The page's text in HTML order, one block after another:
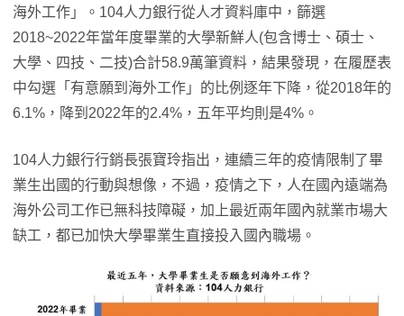
海外工作」。104人力銀行從人才資料庫中，篩選
2018~2022年當年度畢業的大學新鮮人(包含博士、碩士、
大學、四技、二技)合計58.9萬筆資料，結果發現，在履歷表
中勾選「有意願到海外工作」的比例逐年下降，從2018年的
6.1%，降到2022年的2.4%，五年平均則是4%。
104人力銀行行銷長張寶玲指出，連續三年的疫情限制了畢
業生出國的行動與想像，不過，疫情之下，人在國內遠端為
海外公司工作已無科技障礙，加上最近兩年國內就業市場大
缺工，都已加快大學畢業生直接投入國內職場。